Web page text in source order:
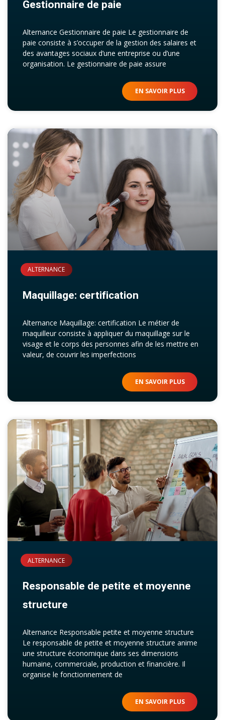
Gestionnaire de paie
Alternance Gestionnaire de paie Le gestionnaire de
paie consiste à s’occuper de la gestion des salaires et
des avantages sociaux d’une entreprise ou d’une
organisation. Le gestionnaire de paie assure
EN SAVOIR PLUS
ALTERNANCE
Maquillage: certification
Alternance Maquillage: certification Le métier de
maquilleur consiste à appliquer du maquillage sur le
visage et le corps des personnes afin de les mettre en
valeur, de couvrir les imperfections
EN SAVOIR PLUS
ALTERNANCE
Responsable de petite et moyenne
structure
Alternance Responsable petite et moyenne structure
Le responsable de petite et moyenne structure anime
une structure économique dans ses dimensions
humaine, commerciale, production et financière. Il
organise le fonctionnement de
EN SAVOIR PLUS